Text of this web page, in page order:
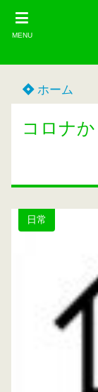
MENU
ホーム
コロナ
日常